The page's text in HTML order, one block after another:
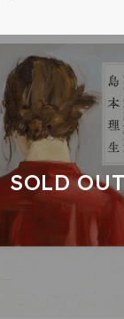
SOLD